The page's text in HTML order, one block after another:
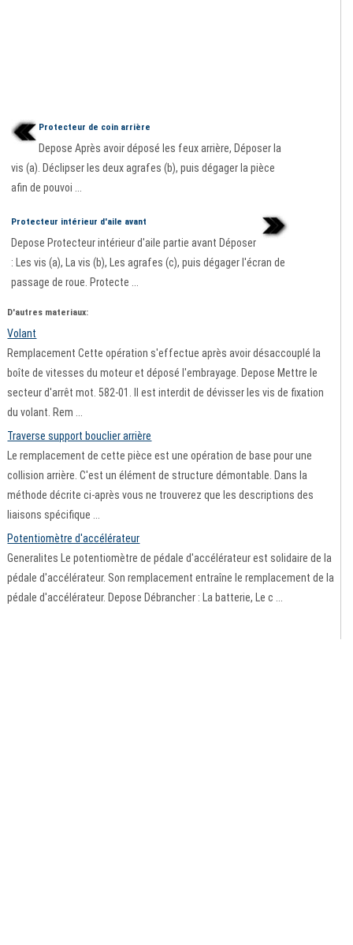
Protecteur de coin arrière
Depose Après avoir déposé les feux arrière, Déposer la
vis (a). Déclipser les deux agrafes (b), puis dégager la pièce
afin de pouvoi ...
Protecteur intérieur d'aile avant
Depose Protecteur intérieur d'aile partie avant Déposer
: Les vis (a), La vis (b), Les agrafes (c), puis dégager l'écran de
passage de roue. Protecte ...
D'autres materiaux:
Volant
Remplacement Cette opération s'effectue après avoir désaccouplé la
boîte de vitesses du moteur et déposé l'embrayage. Depose Mettre le
secteur d'arrêt mot. 582-01. Il est interdit de dévisser les vis de fixation
du volant. Rem ...
Traverse support bouclier arrière
Le remplacement de cette pièce est une opération de base pour une
collision arrière. C'est un élément de structure démontable. Dans la
méthode décrite ci-après vous ne trouverez que les descriptions des
liaisons spécifique ...
Potentiomètre d'accélérateur
Generalites Le potentiomètre de pédale d'accélérateur est solidaire de la
pédale d'accélérateur. Son remplacement entraîne le remplacement de la
pédale d'accélérateur. Depose Débrancher : La batterie, Le c ...